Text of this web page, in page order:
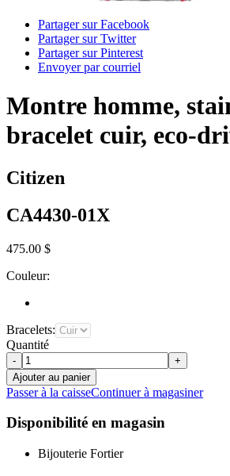
Partager sur Facebook
Partager sur Twitter
Partager sur Pinterest
Envoyer par courriel
Montre homme,
bracelet cuir, eco-
Citizen
CA4430-01X
475.00 $
Couleur:
Bracelets:
Quantité
-
+
Ajouter au panier
Passer à la caisseContinuer à magasiner
Disponibilité en magasin
Bijouterie Fortier